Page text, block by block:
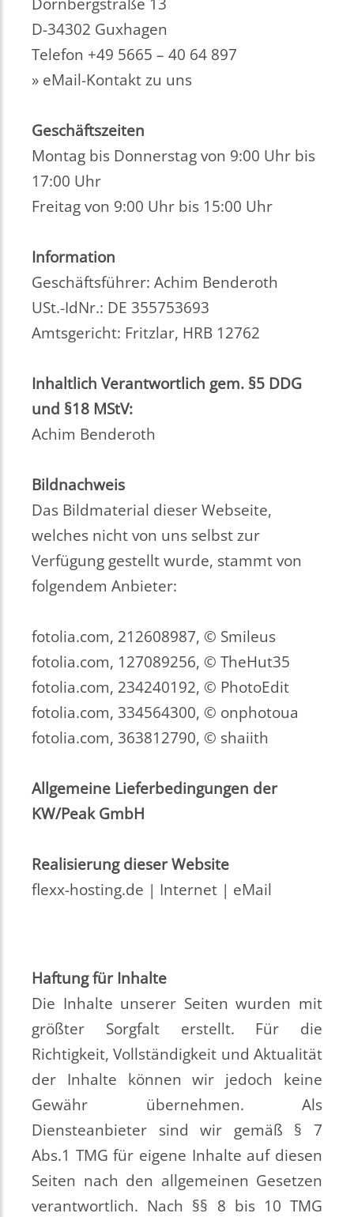
D-34302 Guxhagen
Telefon +49 5665 – 40 64 897
» eMail-Kontakt zu uns
Geschäftszeiten
Montag bis Donnerstag von 9:00 Uhr bis
17:00 Uhr
Freitag von 9:00 Uhr bis 15:00 Uhr
Information
Geschäftsführer: Achim Benderoth
USt.-IdNr.: DE 355753693
Amtsgericht: Fritzlar, HRB 12762
Inhaltlich Verantwortlich gem. §5 DDG
und §18 MStV:
Achim Benderoth
Bildnachweis
Das Bildmaterial dieser Webseite,
welches nicht von uns selbst zur
Verfügung gestellt wurde, stammt von
folgendem Anbieter:
fotolia.com, 212608987, © Smileus
fotolia.com, 127089256, © TheHut35
fotolia.com, 234240192, © PhotoEdit
fotolia.com, 334564300, © onphotoua
fotolia.com, 363812790, © shaiith
Allgemeine Lieferbedingungen der
KW/Peak GmbH
Realisierung dieser Website
flexx-hosting.de | Internet | eMail
Haftung für Inhalte
Die Inhalte unserer Seiten wurden mit
größter Sorgfalt erstellt. Für die
Richtigkeit, Vollständigkeit und Aktualität
der Inhalte können wir jedoch keine
Gewähr übernehmen. Als
Diensteanbieter sind wir gemäß § 7
Abs.1 TMG für eigene Inhalte auf diesen
Seiten nach den allgemeinen Gesetzen
verantwortlich. Nach §§ 8 bis 10 TMG